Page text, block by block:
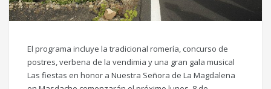
El programa incluye la tradicional romería, concurso de
postres, verbena de la vendimia y una gran gala musical
Las fiestas en honor a Nuestra Señora de La Magdalena